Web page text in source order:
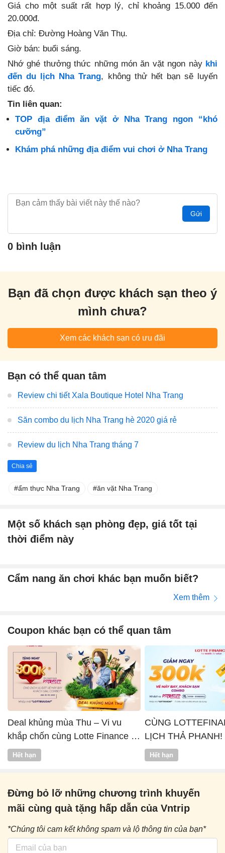
Giá cho một suất rất hợp lý, chỉ khoảng 15.000 đến
20.000đ.
Địa chỉ: Đường Hoàng Văn Thụ.
Giờ bán: buổi sáng.
Nhớ ghé thưởng thức những món ăn vặt ngon này khi
đến du lịch Nha Trang, không thử hết bạn sẽ luyến
tiếc đó.
Tin liên quan:
TOP địa điểm ăn vặt ở Nha Trang ngon “khó
cưỡng”
Khám phá những địa điểm vui chơi ở Nha Trang
Gửi
0 bình luận
Bạn đã chọn được khách sạn theo ý
mình chưa?
Xem các khách sạn có ưu đãi
Bạn có thể quan tâm
Review chi tiết Xala Boutique Hotel Nha Trang
Săn combo du lịch Nha Trang hè 2020 giá rẻ
Review du lịch Nha Trang tháng 7
Chia sẻ
ẩm thực Nha Trang ăn vặt Nha Trang
Một số khách sạn phòng đẹp, giá tốt tại
thời điểm này
Cẩm nang ăn chơi khác bạn muốn biết?
Xem thêm
Coupon khác bạn có thể quan tâm
Deal khủng mùa Thu – Vi vu
khắp chốn cùng Lotte Finance x
Vntrip
Hết hạn
CÙNG
LỊCH THẢ PHANH!
Hết hạn
Đừng bỏ lỡ những chương trình khuyến
mãi cùng quà tặng hấp dẫn của Vntrip
*Chúng tôi cam kết không spam và lộ thông tin của bạn*